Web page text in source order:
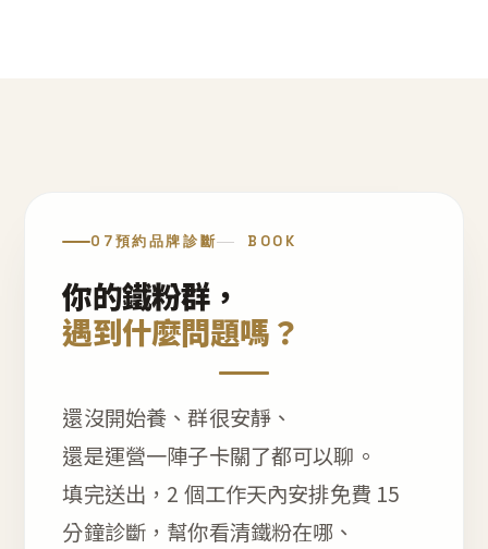
07預約品牌診斷 BOOK
你的鐵粉群，
遇到什麼問題嗎？
還沒開始養、群很安靜、
還是運營一陣子卡關了都可以聊。
填完送出，2 個工作天內安排免費 15
分鐘診斷，幫你看清鐵粉在哪、